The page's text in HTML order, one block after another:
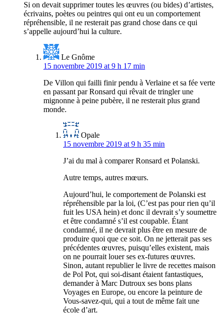
Si on devait supprimer toutes les œuvres (ou bides) d’artistes,
écrivains, poètes ou peintres qui ont eu un comportement
répréhensible, il ne resterait pas grand chose dans ce qui
s’appelle aujourd’hui la culture.
Le Gnôme
15 novembre 2019 at 9 h 17 min
De Villon qui failli finir pendu à Verlaine et sa fée verte
en passant par Ronsard qui rêvait de tringler une
mignonne à peine pubère, il ne resterait plus grand
monde.
Opale
15 novembre 2019 at 9 h 35 min
J’ai du mal à comparer Ronsard et Polanski.
Autre temps, autres mœurs.
Aujourd’hui, le comportement de Polanski est
répréhensible par la loi, (C’est pas pour rien qu’il
fuit les USA hein) et donc il devrait s’y soumettre
et être condamné s’il est coupable. Étant
condamné, il ne devrait plus être en mesure de
produire quoi que ce soit. On ne jetterait pas ses
précédentes œuvres, puisqu’elles existent, mais
on ne pourrait louer ses ex-futures œuvres.
Sinon, autant republier le livre de recettes maison
de Pol Pot, qui soi-disant étaient fantastiques,
demander à Marc Dutroux ses bons plans
Voyages en Europe, ou encore la peinture de
Vous-savez-qui, qui a tout de même fait une
école d’art.